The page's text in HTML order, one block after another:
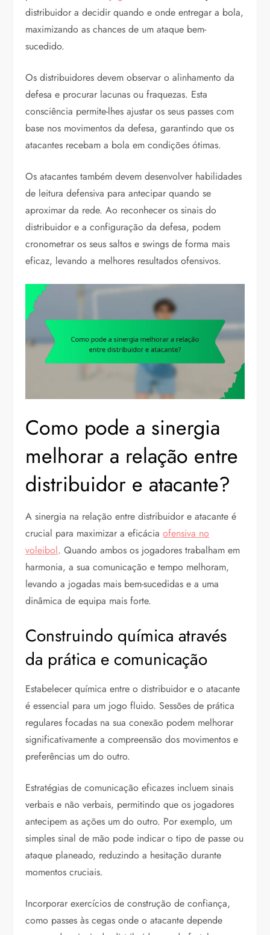
distribuidor a decidir quando e onde entregar a bola,
maximizando as chances de um ataque bem-
sucedido.
Os distribuidores devem observar o alinhamento da
defesa e procurar lacunas ou fraquezas. Esta
consciência permite-lhes ajustar os seus passes com
base nos movimentos da defesa, garantindo que os
atacantes recebam a bola em condições ótimas.
Os atacantes também devem desenvolver habilidades
de leitura defensiva para antecipar quando se
aproximar da rede. Ao reconhecer os sinais do
distribuidor e a configuração da defesa, podem
cronometrar os seus saltos e swings de forma mais
eficaz, levando a melhores resultados ofensivos.
Como pode a sinergia
melhorar a relação entre
distribuidor e atacante?
A sinergia na relação entre distribuidor e atacante é
crucial para maximizar a eficáciaofensiva no
voleibol. Quando ambos os jogadores trabalham em
harmonia, a sua comunicação e tempo melhoram,
levando a jogadas mais bem-sucedidas e a uma
dinâmica de equipa mais forte.
Construindo química através
da prática e comunicação
Estabelecer química entre o distribuidor e o atacante
é essencial para um jogo fluido. Sessões de prática
regulares focadas na sua conexão podem melhorar
significativamente a compreensão dos movimentos e
preferências um do outro.
Estratégias de comunicação eficazes incluem sinais
verbais e não verbais, permitindo que os jogadores
antecipem as ações um do outro. Por exemplo, um
simples sinal de mão pode indicar o tipo de passe ou
ataque planeado, reduzindo a hesitação durante
momentos cruciais.
Incorporar exercícios de construção de confiança,
como passes às cegas onde o atacante depende